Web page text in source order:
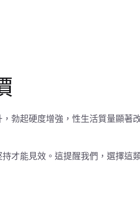
勃起硬度增強，性生活質量顯著
才能見效。這提醒我們，選擇這